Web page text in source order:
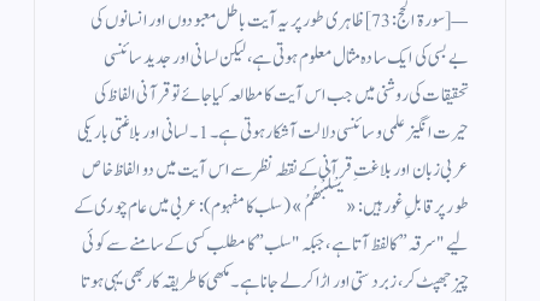
— [سورۃ الحج: 73] ظاہری طور پر یہ آیت باطل معبودوں اور انسانوں کی
بے بسی کی ایک سادہ مثال معلوم ہوتی ہے، لیکن لسانی اور جدید سائنسی
تحقیقات کی روشنی میں جب اس آیت کا مطالعہ کیا جائے تو قرآنی الفاظ کی
حیرت انگیز علمی و سائنسی دلالت آشکار ہوتی ہے۔ 1۔ لسانی اور بلاغتی باریکی
عربی زبان اور بلاغتِ قرآنی کے نقطہ نظر سے اس آیت میں دو الفاظ خاص
طور پر قابلِ غور ہیں: «يَسْلُبْهُمُ» (سلب کا مفہوم): عربی میں عام چوری کے
لیے "سرقہ” کا لفظ آتا ہے، جبکہ "سلب” کا مطلب کسی کے سامنے سے کوئی
چیز جھپٹ کر، زبردستی اور اڑا کر لے جانا ہے۔ مکھی کا طریقہ کار بھی یہی ہوتا